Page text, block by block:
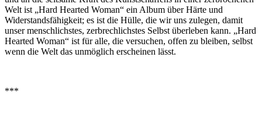
Welt ist „Hard Hearted Woman“ ein Album über Härte und
Widerstandsfähigkeit; es ist die Hülle, die wir uns zulegen, damit
unser menschlichstes, zerbrechlichstes Selbst überleben kann. „Hard
Hearted Woman“ ist für alle, die versuchen, offen zu bleiben, selbst
wenn die Welt das unmöglich erscheinen lässt.
***